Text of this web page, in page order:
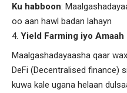
Ku habboon:
oo aan hawl badan lahayn
Yield Farming iyo Amaah
Maalgashadayaasha qaar
DeFi (Decentralised finance)
kuwa kale ugana helaan